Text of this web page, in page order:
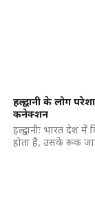
हल्द्वानी के लोग
कनेक्शन
हल्द्वानीः भारत देश
होता है, उसके रूक